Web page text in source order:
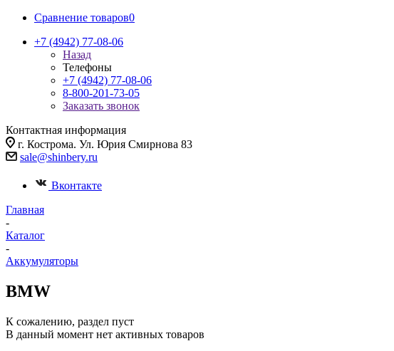
Сравнение товаров0
+7 (4942) 77-08-06
Назад
Телефоны
+7 (4942) 77-08-06
8-800-201-73-05
Заказать звонок
Контактная информация
г. Кострома. Ул. Юрия Смирнова 83
sale@shinbery.ru
Вконтакте
Главная
-
Каталог
-
Аккумуляторы
BMW
К сожалению, раздел пуст
В данный момент нет активных товаров